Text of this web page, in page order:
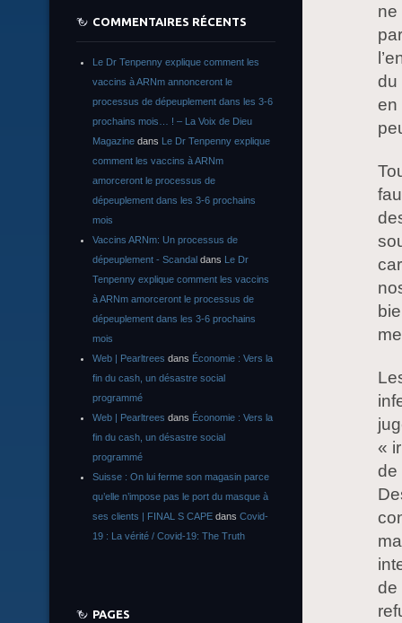
ne
du
en
«
de
de
COMMENTAIRES RÉCENTS
Le Dr Tenpenny explique comment les
vaccins à ARNm annonceront le
processus de dépeuplement dans les 3-6
prochains mois… ! – La Voix de Dieu
Magazine dans Le Dr Tenpenny explique
comment les vaccins à ARNm
amorceront le processus de
dépeuplement dans les 3-6 prochains
mois
Vaccins ARNm: Un processus de
dépeuplement - Scandal dans Le Dr
Tenpenny explique comment les vaccins
à ARNm amorceront le processus de
dépeuplement dans les 3-6 prochains
mois
Web | Pearltrees dans Économie : Vers la
fin du cash, un désastre social
programmé
Web | Pearltrees dans Économie : Vers la
fin du cash, un désastre social
programmé
Suisse : On lui ferme son magasin parce
qu’elle n’impose pas le port du masque à
ses clients | FINAL S CAPE dans Covid-
19 : La vérité / Covid-19: The Truth
PAGES